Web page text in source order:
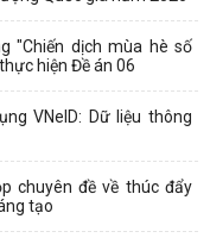
"Chiến dịch mùa hè số
hiện Đề án 06
VNeID: Dữ liệu thông
chuyên đề về thúc đẩy
tạo